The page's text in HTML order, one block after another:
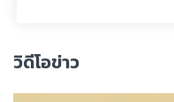
วิดีโอข่าว